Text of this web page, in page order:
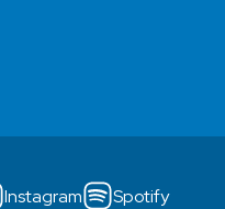
Instagram
Spotify